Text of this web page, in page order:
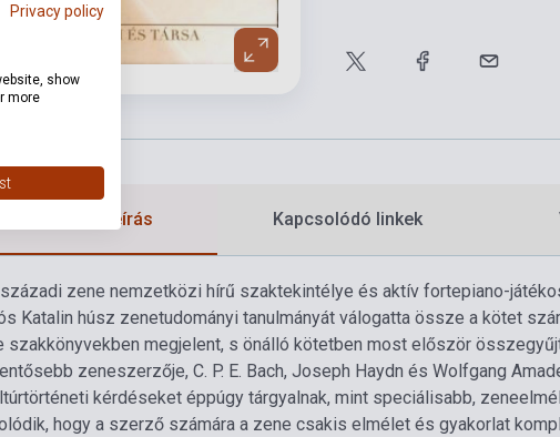
Részletes leírás Kapcsolódó linkek
zene nemzetközi hírű szaktekintélye és aktív fortepiano-
Katalin húsz zenetudományi tanulmányát válogatta össze a kötet
szakkönyvekben megjelent, s önálló kötetben most először
zeneszerzője, C. P. E. Bach, Joseph Haydn és Wolfgang
kérdéseket éppúgy tárgyalnak, mint speciálisabb,
hogy a szerző számára a zene csakis elmélet és gyakorlat
Privacy policy
show
more